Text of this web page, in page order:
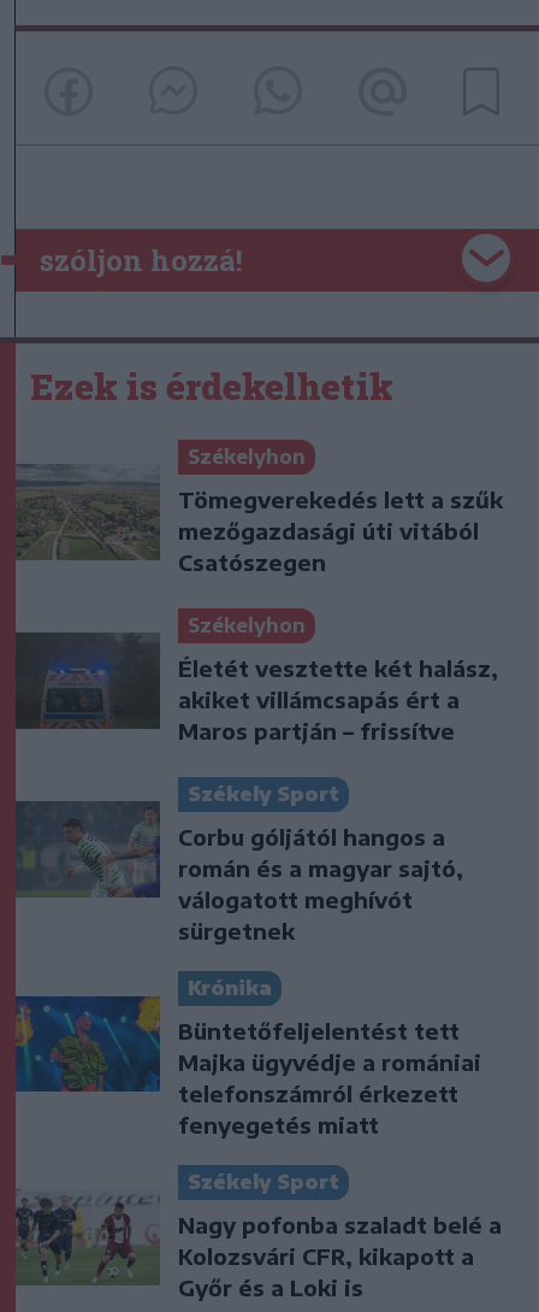
szóljon hozzá!
Ezek is érdekelhetik
Székelyhon
Tömegverekedés lett a szűk
mezőgazdasági úti vitából
Csatószegen
Székelyhon
Életét vesztette két halász,
akiket villámcsapás ért a
Maros partján – frissítve
Székely Sport
Corbu góljától hangos a
román és a magyar sajtó,
válogatott meghívót
sürgetnek
Krónika
Büntetőfeljelentést tett
Majka ügyvédje a romániai
telefonszámról érkezett
fenyegetés miatt
Székely Sport
Nagy pofonba szaladt belé a
Kolozsvári CFR, kikapott a
Győr és a Loki is